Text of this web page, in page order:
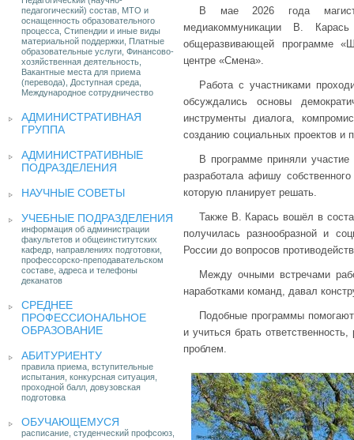
педагогический) состав, МТО и
оснащенность образовательного
процесса, Стипендии и иные виды
материальной поддержки, Платные
образовательные услуги, Финансово-
хозяйственная деятельность,
Вакантные места для приема
(перевода), Доступная среда,
Международное сотрудничество
АДМИНИСТРАТИВНАЯ
ГРУППА
АДМИНИСТРАТИВНЫЕ
ПОДРАЗДЕЛЕНИЯ
НАУЧНЫЕ СОВЕТЫ
УЧЕБНЫЕ ПОДРАЗДЕЛЕНИЯ
информация об администрации
факультетов и общеинститутских
кафедр, направлениях подготовки,
профессорско-преподавательском
составе, адреса и телефоны
деканатов
СРЕДНЕЕ
ПРОФЕССИОНАЛЬНОЕ
ОБРАЗОВАНИЕ
АБИТУРИЕНТУ
правила приема, вступительные
испытания, конкурсная ситуация,
проходной балл, довузовская
подготовка
ОБУЧАЮЩЕМУСЯ
расписание, студенческий профсоюз,
В мае 2026 года
медиакоммуникации В.
общеразвивающей программе
центре «Смена».
Работа с участниками
обсуждались основы
инструменты диалога,
созданию социальных проектов и
В программе приняли
разработала афишу
которую планирует решать.
Также В. Карась вошёл в
получилась разнообразной и
России до вопросов
Между очными встречами
наработками команд, давал
Подобные программы
и учиться брать
проблем.